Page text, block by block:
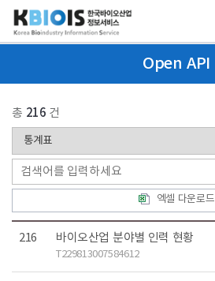
Open API
총 216 건
엑셀 다운로드
216 바이오산업 분야별 인력 현황
T229813007584612